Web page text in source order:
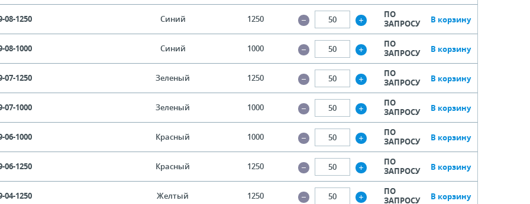
08-1250 Синий 1250
ПО
ЗАПРОСУ
В корзину
08-1000 Синий 1000
ПО
ЗАПРОСУ
В корзину
07-1250 Зеленый 1250
ПО
ЗАПРОСУ
В корзину
07-1000 Зеленый 1000
ПО
ЗАПРОСУ
В корзину
06-1000 Красный 1000
ПО
ЗАПРОСУ
В корзину
06-1250 Красный 1250
ПО
ЗАПРОСУ
В корзину
04-1250 Желтый 1250
ПО
ЗАПРОСУ
В корзину